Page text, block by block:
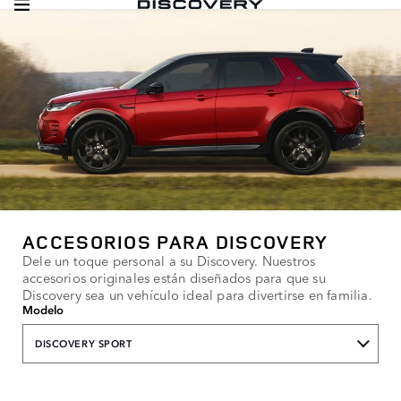
ACCESORIOS PARA DISCOVERY
Dele un toque personal a su Discovery. Nuestros
accesorios originales están diseñados para que su
Discovery sea un vehículo ideal para divertirse en familia.
Modelo
DISCOVERY SPORT